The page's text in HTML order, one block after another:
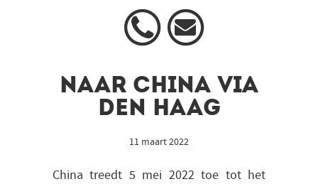
Naar China via
Den Haag
11 maart 2022
China treedt 5 mei 2022 toe tot het